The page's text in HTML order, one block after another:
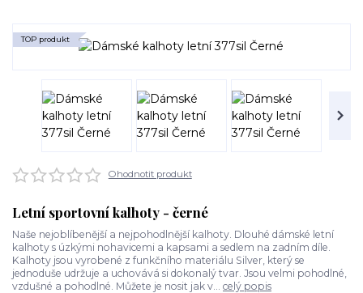
TOP produkt
Ohodnotit produkt
Letní sportovní kalhoty - černé
Naše nejoblíbenější a nejpohodlnější kalhoty. Dlouhé dámské letní
kalhoty s úzkými nohavicemi a kapsami a sedlem na zadním díle.
Kalhoty jsou vyrobené z funkčního materiálu Silver, který se
jednoduše udržuje a uchovává si dokonalý tvar. Jsou velmi pohodlné,
vzdušné a pohodlné. Můžete je nosit jak v... celý popis